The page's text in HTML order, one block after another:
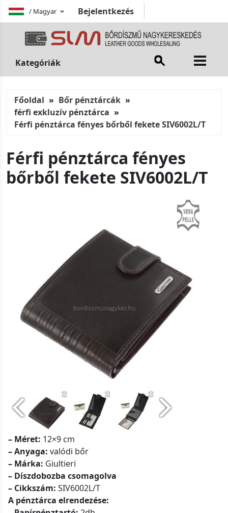
/ Magyar Bejelentkezés
Kategóriák
Főoldal
Bőr pénztárcák
férfi exkluzív pénztárca
Férfi pénztárca fényes bőrből fekete SIV6002L/T
Férfi pénztárca fényes
bőrből fekete SIV6002L/T
– Méret: 12×9 cm
– Anyaga: valódi bőr
– Márka: Giultieri
– Díszdobozba csomagolva
– Cikkszám: SIV6002L/T
A pénztárca elrendezése: